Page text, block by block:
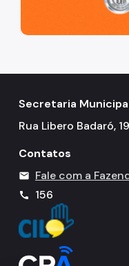
Secretaria
Rua Libero Badaró,
Contatos
mail Fale com a
call 156